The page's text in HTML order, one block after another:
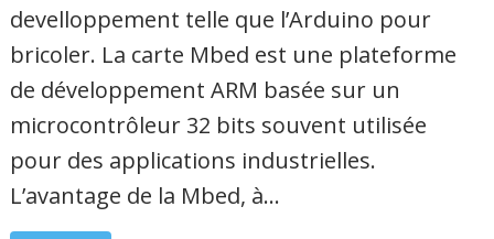
develloppement telle que l’Arduino pour
bricoler. La carte Mbed est une plateforme
de développement ARM basée sur un
microcontrôleur 32 bits souvent utilisée
pour des applications industrielles.
L’avantage de la Mbed, à…